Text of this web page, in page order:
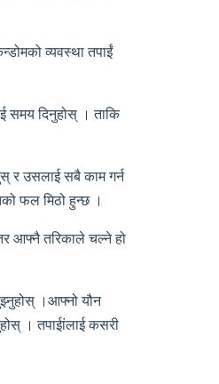
व्यवस्था तपाईं
समय दिनुहोस् । ताकि
र उसलाई सबै काम गर्न
फल मिठो हुन्छ ।
आफ्नै तरिकाले चल्ने हो
।आफ्नो यौन
। तपाईांलाई कसरी